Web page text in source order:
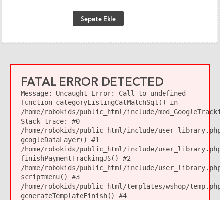
Sepete Ekle
FATAL ERROR DETECTED
Message:
Uncaught Error: Call to undefined
function categoryListingCatMatchSql() in
/home/robokids/public_html/include/
Stack trace: #0
/home/robokids/public_html/include/
googleDataLayer() #1
/home/robokids/public_html/include/
finishPaymentTrackingJS() #2
/home/robokids/public_html/include/
scriptmenu() #3
/home/robokids/public_html/templates/wshop/
generateTemplateFinish() #4